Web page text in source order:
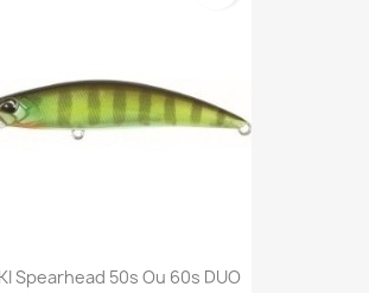
Spearhead 50s Ou 60s DUO